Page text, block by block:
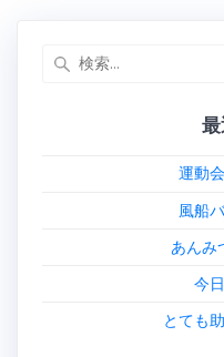
運動
風船
あんみ
今
とても